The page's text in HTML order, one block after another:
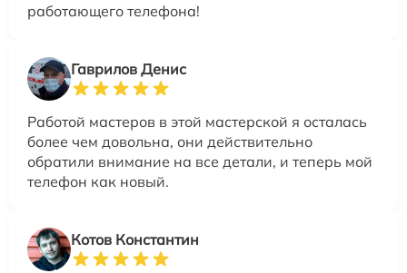
работающего телефона!
Гаврилов Денис
Работой мастеров в этой мастерской я осталась
более чем довольна, они действительно
обратили внимание на все детали, и теперь мой
телефон как новый.
Котов Константин